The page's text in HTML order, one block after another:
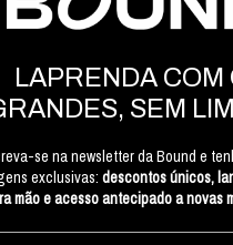
LAPRENDA COM
SEM
se na newsletter da Bound e
exclusivas: descontos únicos,
mão e acesso antecipado a novas